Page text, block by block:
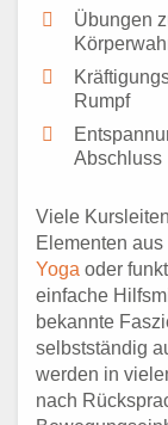
Übungen
Rumpf
Abschluss
Viele
Elementen
Yoga oder
einfache
bekannte
selbstständig
werden in
nach